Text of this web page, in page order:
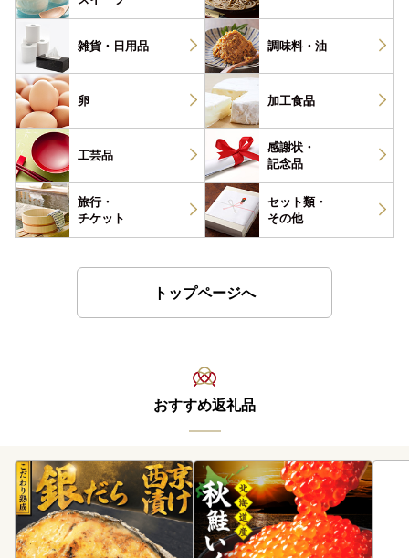
雑貨・ 日用品 調味料・ 油
卵 加工食品
工芸品
感謝状・
記念品
旅行・
チケット
セット類・
その他
トップページへ
おすすめ返礼品